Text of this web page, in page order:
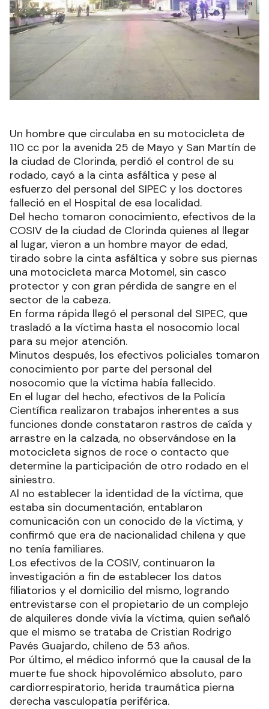
Un hombre que circulaba en su motocicleta de
110 cc por la avenida 25 de Mayo y San Martín de
la ciudad de Clorinda, perdió el control de su
rodado, cayó a la cinta asfáltica y pese al
esfuerzo del personal del SIPEC y los doctores
falleció en el Hospital de esa localidad.
Del hecho tomaron conocimiento, efectivos de la
COSIV de la ciudad de Clorinda quienes al llegar
al lugar, vieron a un hombre mayor de edad,
tirado sobre la cinta asfáltica y sobre sus piernas
una motocicleta marca Motomel, sin casco
protector y con gran pérdida de sangre en el
sector de la cabeza.
En forma rápida llegó el personal del SIPEC, que
trasladó a la víctima hasta el nosocomio local
para su mejor atención.
Minutos después, los efectivos policiales tomaron
conocimiento por parte del personal del
nosocomio que la víctima había fallecido.
En el lugar del hecho, efectivos de la Policía
Científica realizaron trabajos inherentes a sus
funciones donde constataron rastros de caída y
arrastre en la calzada, no observándose en la
motocicleta signos de roce o contacto que
determine la participación de otro rodado en el
siniestro.
Al no establecer la identidad de la víctima, que
estaba sin documentación, entablaron
comunicación con un conocido de la víctima, y
confirmó que era de nacionalidad chilena y que
no tenía familiares.
Los efectivos de la COSIV, continuaron la
investigación a fin de establecer los datos
filiatorios y el domicilio del mismo, logrando
entrevistarse con el propietario de un complejo
de alquileres donde vivía la víctima, quien señaló
que el mismo se trataba de Cristian Rodrigo
Pavés Guajardo, chileno de 53 años.
Por último, el médico informó que la causal de la
muerte fue shock hipovolémico absoluto, paro
cardiorrespiratorio, herida traumática pierna
derecha vasculopatía periférica.